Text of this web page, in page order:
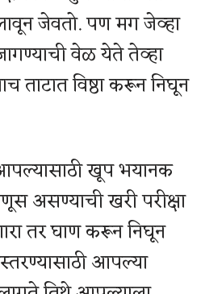
जेवतो. पण मग जेव्हा
वेळ येते तेव्हा
ताटात विष्ठा करून निघून
खूप भयानक
असण्याची खरी परीक्षा
तर घाण करून निघून
आपल्या